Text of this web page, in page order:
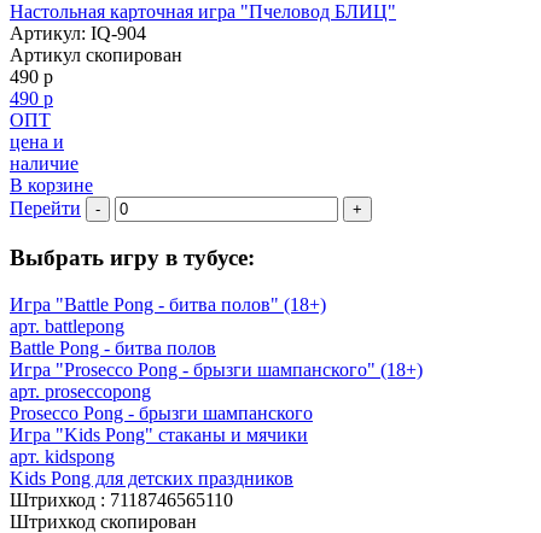
Настольная карточная игра "Пчеловод БЛИЦ"
Артикул: IQ-904
Артикул скопирован
490 р
490 р
ОПТ
цена и
наличие
В корзине
Перейти
- +
Выбрать игру в тубусе:
Игра "Battle Pong - битва полов" (18+)
арт. battlepong
Battle Pong - битва полов
Игра "Prosecco Pong - брызги шампанского" (18+)
арт. proseccopong
Prosecco Pong - брызги шампанского
Игра "Kids Pong" стаканы и мячики
арт. kidspong
Kids Pong для детских праздников
Штрихкод : 7118746565110
Штрихкод скопирован